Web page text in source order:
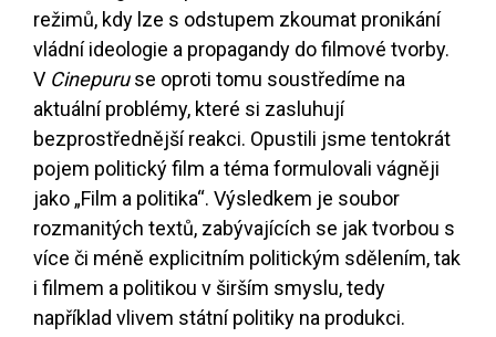
režimů, kdy lze s odstupem zkoumat pronikání
vládní ideologie a propagandy do filmové tvorby.
V Cinepuruse oproti tomu soustředíme na
aktuální problémy, které si zasluhují
bezprostřednější reakci. Opustili jsme tentokrát
pojem politický film a téma formulovali vágněji
jako „Film a politika“. Výsledkem je soubor
rozmanitých textů, zabývajících se jak tvorbou s
více či méně explicitním politickým sdělením, tak
i filmem a politikou v širším smyslu, tedy
například vlivem státní politiky na produkci.